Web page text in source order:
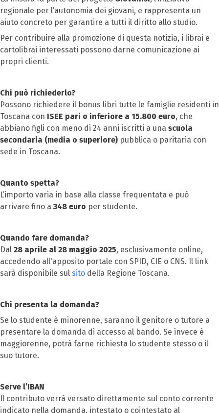
regionale per l’autonomia dei giovani, e rappresenta un
aiuto concreto per garantire a tutti il diritto allo studio.
Per contribuire alla promozione di questa notizia, i librai e
cartolibrai interessati possono darne comunicazione ai
propri clienti.
Chi può richiederlo?
Possono richiedere il bonus libri tutte le famiglie residenti in
Toscana con ISEE pari o inferiore a 15.800 euro, che
abbiano figli con meno di 24 anni iscritti a una scuola
secondaria (media o superiore) pubblica o paritaria con
sede in Toscana.
Quanto spetta?
L’importo varia in base alla classe frequentata e può
arrivare fino a 348 euro per studente.
Quando fare domanda?
Dal 28 aprile al 28 maggio 2025, esclusivamente online,
accedendo all'apposito portale con SPID, CIE o CNS. Il link
sarà disponibile sul sito della Regione Toscana.
Chi presenta la domanda?
Se lo studente è minorenne, saranno il genitore o tutore a
presentare la domanda di accesso al bando. Se invece è
maggiorenne, potrà farne richiesta lo studente stesso o il
suo tutore.
Serve l’IBAN
Il contributo verrà versato direttamente sul conto corrente
indicato nella domanda, intestato o cointestato al